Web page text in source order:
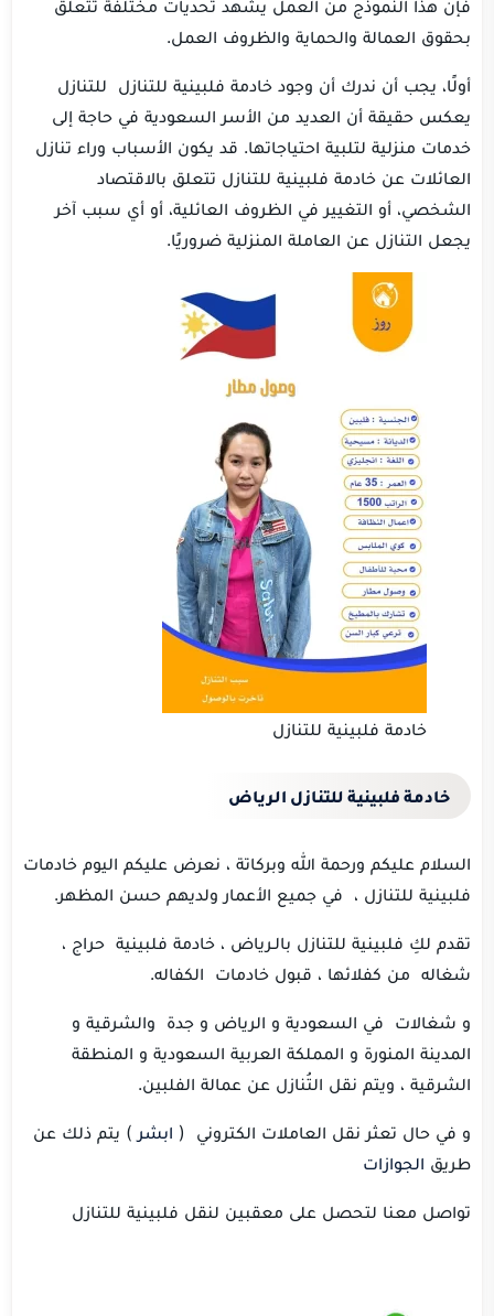
فإن هذا النموذج من العمل يشهد تحديات مختلفة تتعلق
بحقوق العمالة والحماية والظروف العمل.
أولًا، يجب أن ندرك أن وجود خادمة فلبينية للتنازل للتنازل
يعكس حقيقة أن العديد من الأسر السعودية في حاجة إلى
خدمات منزلية لتلبية احتياجاتها. قد يكون الأسباب وراء تنازل
العائلات عن خادمة فلبينية للتنازل تتعلق بالاقتصاد
الشخصي، أو التغيير في الظروف العائلية، أو أي سبب آخر
يجعل التنازل عن العاملة المنزلية ضروريًا.
خادمة فلبينية للتنازل
خادمة فلبينية للتنازل الرياض
السلام عليكم ورحمة الله وبركاتة ، نعرض عليكم اليوم خادمات
فلبينية للتنازل ، في جميع الأعمار ولديهم حسن المظهر.
تقدم لكِ فلبينية للتنازل بالـرياض ، خادمة فلبينية حراج ،
شغاله من كفلائها ، قبول خادمات الكفاله.
و شغالات في السعودية و الرياض و جدة والشرقية و
المدينة المنورة و المملكة العربية السعودية و المنطقة
الشرقية ، ويتم نقل التُنازل عن عمالة الفلبين.
و في حال تعثر نقل العاملات الكتروني ( ابشر ) يتم ذلك عن
طريق الجوازات
تواصل معنا لتحصل على معقبين لنقل فلبينية للتنازل